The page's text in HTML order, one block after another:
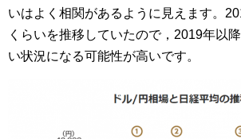
いはよく相関があるように見えます。
くらいを推移していたので，2019年以
い状況になる可能性が高いです。